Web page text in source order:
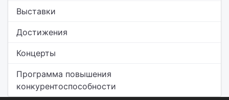
Выставки
Достижения
Концерты
Программа повышения
конкурентоспособности